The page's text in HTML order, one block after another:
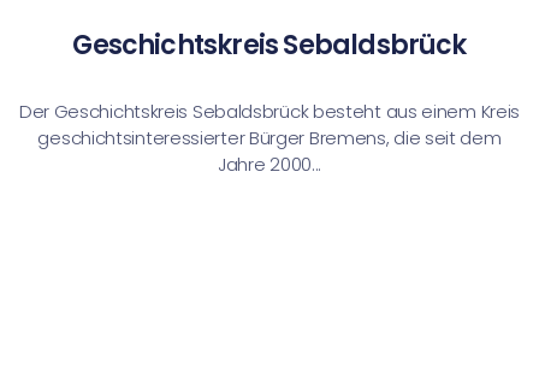
Geschichtskreis Sebaldsbrück
Der Geschichtskreis Sebaldsbrück besteht aus einem Kreis
geschichtsinteressierter Bürger Bremens, die seit dem
Jahre 2000...